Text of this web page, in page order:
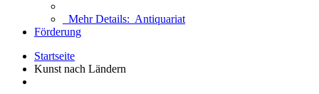
Mehr Details: Antiquariat
Förderung
Startseite
Kunst nach Ländern